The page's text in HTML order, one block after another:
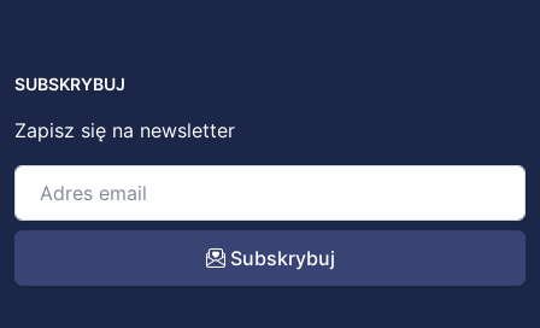
SUBSKRYBUJ
Zapisz się na newsletter
Subskrybuj